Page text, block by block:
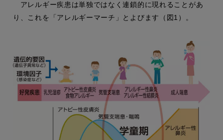
アレルギー疾患は単独ではなく連鎖的に現れることがあ
り、これを「アレルギーマーチ」とよびます（図1）。